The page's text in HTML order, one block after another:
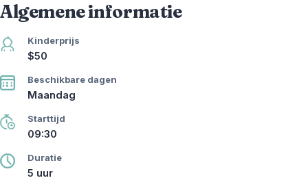
Algemene informatie
Kinderprijs
$50
Beschikbare dagen
Maandag
Starttijd
09:30
Duratie
5 uur